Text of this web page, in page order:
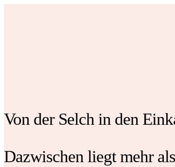
Von der Selch in den
Dazwischen liegt mehr